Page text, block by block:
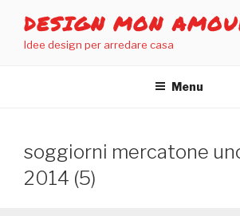
contenuto
DESIGN MON
Idee design per arredare casa
Menu
soggiorni mercatone
2014 (5)